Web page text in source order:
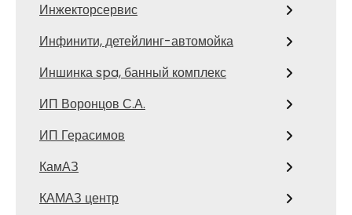
Инжекторсервис
Инфинити, детейлинг-автомойка
Иншинка spa, банный комплекс
ИП Воронцов С.А.
ИП Герасимов
КамАЗ
КАМАЗ центр